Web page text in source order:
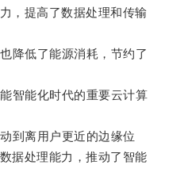
，提高了数据处理和传输
低了能源消耗，节约了
能化时代的重要云计算
离用户更近的边缘位
据处理能力，推动了智能